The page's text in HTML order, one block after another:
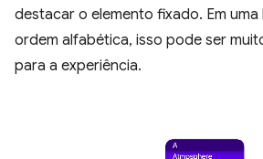
destacar o elemento fixado. Em
ordem alfabética, isso pode ser
para a experiência.